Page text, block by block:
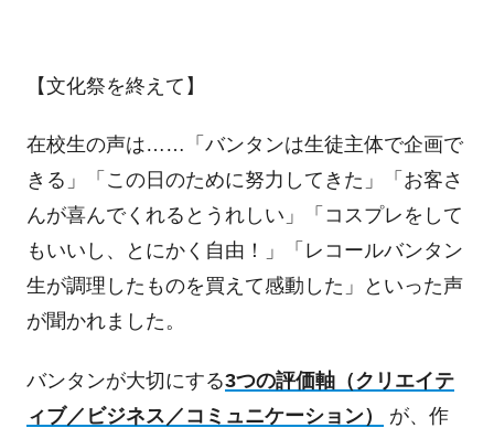
【文化祭を終えて】
在校生の声は……「バンタンは生徒主体で企画で
きる」「この日のために努力してきた」「お客さ
んが喜んでくれるとうれしい」「コスプレをして
もいいし、とにかく自由！」「レコールバンタン
生が調理したものを買えて感動した」といった声
が聞かれました。
バンタンが大切にする3つの評価軸（クリエイテ
ィブ／ビジネス／コミュニケーション）
が、作